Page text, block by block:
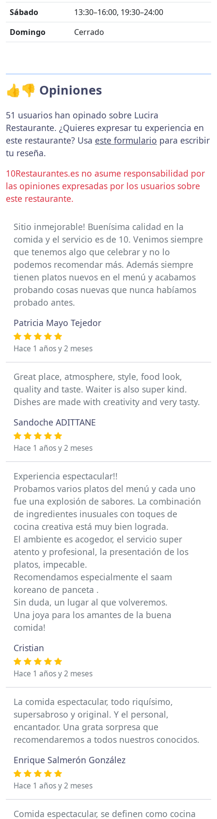
Sábado
13:30–16:00, 19:30–24:00
Domingo
Cerrado
👍👎 Opiniones
51 usuarios han opinado sobre Lucira
Restaurante. ¿Quieres expresar tu experiencia en
este restaurante? Usa este formulario para escribir
tu reseña.
10Restaurantes.es no asume responsabilidad por
las opiniones expresadas por los usuarios sobre
este restaurante.
Sitio inmejorable! Buenísima calidad en la
comida y el servicio es de 10. Venimos siempre
que tenemos algo que celebrar y no lo
podemos recomendar más. Además siempre
tienen platos nuevos en el menú y acabamos
probando cosas nuevas que nunca habíamos
probado antes.
Patricia Mayo Tejedor
Hace 1 años y 2 meses
Great place, atmosphere, style, food look,
quality and taste. Waiter is also super kind.
Dishes are made with creativity and very tasty.
Sandoche ADITTANE
Hace 1 años y 2 meses
Experiencia espectacular!!
Probamos varios platos del menú y cada uno
fue una explosión de sabores. La combinación
de ingredientes inusuales con toques de
cocina creativa está muy bien lograda.
El ambiente es acogedor, el servicio super
atento y profesional, la presentación de los
platos, impecable.
Recomendamos especialmente el saam
koreano de panceta .
Sin duda, un lugar al que volveremos.
Una joya para los amantes de la buena
comida!
Cristian
Hace 1 años y 2 meses
La comida espectacular, todo riquísimo,
supersabroso y original. Y el personal,
encantador. Una grata sorpresa que
recomendaremos a todos nuestros conocidos.
Enrique Salmerón González
Hace 1 años y 2 meses
Comida espectacular, se definen como cocina